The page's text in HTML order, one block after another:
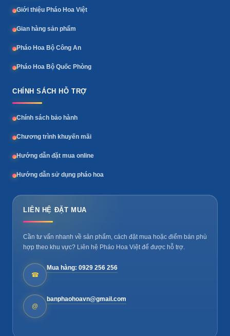
Giới thiệu Pháo Hoa Việt
Gian hàng sản phẩm
Pháo Hoa Bộ Công An
Pháo Hoa Bộ Quốc Phòng
CHÍNH SÁCH HỖ TRỢ
Chính sách bảo hành
Chương trình khuyến mãi
Hướng dẫn đặt mua online
Hướng dẫn sử dụng pháo hoa
LIÊN HỆ ĐẶT MUA
Cần tư vấn nhanh về sản phẩm, cách đặt mua hoặc điểm bán phù
hợp theo khu vực? Liên hệ Pháo Hoa Việt để được hỗ trợ.
☎
Mua hàng: 0929 256 256
@
banphaohoavn@gmail.com